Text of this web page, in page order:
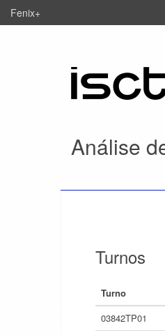
Fenix+
Análise
Turnos
Turno
03842TP01